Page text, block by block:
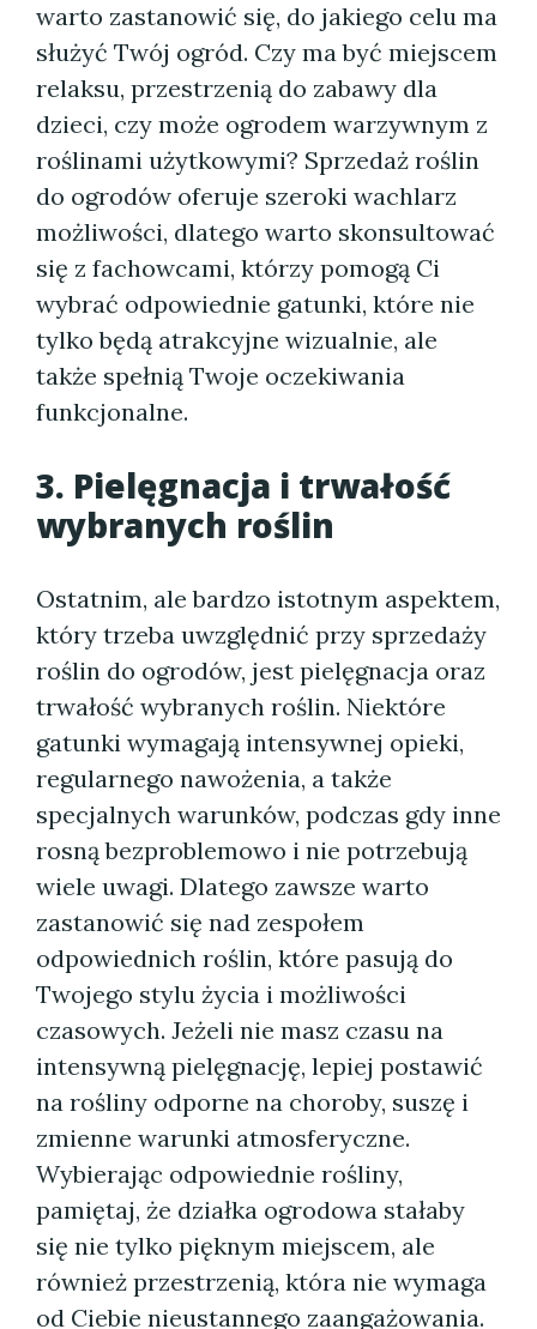
warto zastanowić się, do jakiego celu ma
służyć Twój ogród. Czy ma być miejscem
relaksu, przestrzenią do zabawy dla
dzieci, czy może ogrodem warzywnym z
roślinami użytkowymi? Sprzedaż roślin
do ogrodów oferuje szeroki wachlarz
możliwości, dlatego warto skonsultować
się z fachowcami, którzy pomogą Ci
wybrać odpowiednie gatunki, które nie
tylko będą atrakcyjne wizualnie, ale
także spełnią Twoje oczekiwania
funkcjonalne.
3. Pielęgnacja i trwałość
wybranych roślin
Ostatnim, ale bardzo istotnym aspektem,
który trzeba uwzględnić przy sprzedaży
roślin do ogrodów, jest pielęgnacja oraz
trwałość wybranych roślin. Niektóre
gatunki wymagają intensywnej opieki,
regularnego nawożenia, a także
specjalnych warunków, podczas gdy inne
rosną bezproblemowo i nie potrzebują
wiele uwagi. Dlatego zawsze warto
zastanowić się nad zespołem
odpowiednich roślin, które pasują do
Twojego stylu życia i możliwości
czasowych. Jeżeli nie masz czasu na
intensywną pielęgnację, lepiej postawić
na rośliny odporne na choroby, suszę i
zmienne warunki atmosferyczne.
Wybierając odpowiednie rośliny,
pamiętaj, że działka ogrodowa stałaby
się nie tylko pięknym miejscem, ale
również przestrzenią, która nie wymaga
od Ciebie nieustannego zaangażowania.